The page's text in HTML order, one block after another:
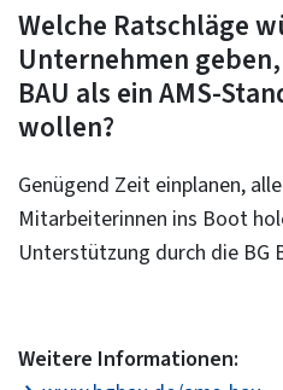
Welche Ratschläge
Unternehmen
BAU als ein AMS-
wollen?
Genügend Zeit einplanen,
Mitarbeiterinnen ins Boot
Unterstützung durch die BG
Weitere Informationen: